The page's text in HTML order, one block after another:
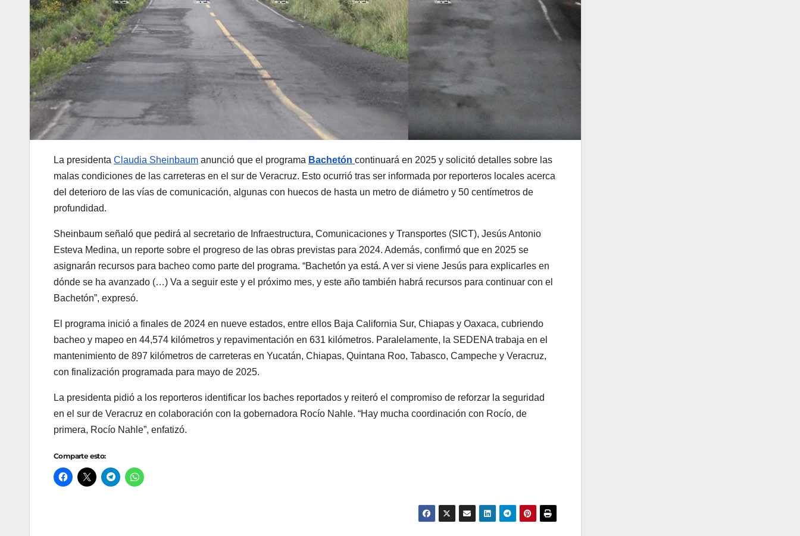
La presidenta Claudia Sheinbaum anunció que el programa Bachetón continuará en 2025 y solicitó detalles sobre las
malas condiciones de las carreteras en el sur de Veracruz. Esto ocurrió tras ser informada por reporteros locales acerca
del deterioro de las vías de comunicación, algunas con huecos de hasta un metro de diámetro y 50 centímetros de
profundidad.
Sheinbaum señaló que pedirá al secretario de Infraestructura, Comunicaciones y Transportes (SICT), Jesús Antonio
Esteva Medina, un reporte sobre el progreso de las obras previstas para 2024. Además, confirmó que en 2025 se
asignarán recursos para bacheo como parte del programa. “Bachetón ya está. A ver si viene Jesús para explicarles en
dónde se ha avanzado (…) Va a seguir este y el próximo mes, y este año también habrá recursos para continuar con el
Bachetón”, expresó.
El programa inició a finales de 2024 en nueve estados, entre ellos Baja California Sur, Chiapas y Oaxaca, cubriendo
bacheo y mapeo en 44,574 kilómetros y repavimentación en 631 kilómetros. Paralelamente, la SEDENA trabaja en el
mantenimiento de 897 kilómetros de carreteras en Yucatán, Chiapas, Quintana Roo, Tabasco, Campeche y Veracruz,
con finalización programada para mayo de 2025.
La presidenta pidió a los reporteros identificar los baches reportados y reiteró el compromiso de reforzar la seguridad
en el sur de Veracruz en colaboración con la gobernadora Rocío Nahle. “Hay mucha coordinación con Rocío, de
primera, Rocío Nahle”, enfatizó.
Comparte esto: